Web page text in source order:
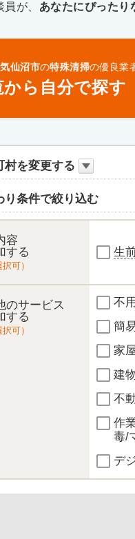
が、 あなたにぴったり
仙沼市の特殊清掃の優良業
から自分で探す
村を変更する
り条件で絞り込む
容
する
可）
生
のサービス
する
可）
不
簡
家
建
不
作
毒/
デ